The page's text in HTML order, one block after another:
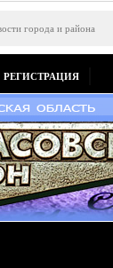
города и района
РЕГИСТРАЦИЯ